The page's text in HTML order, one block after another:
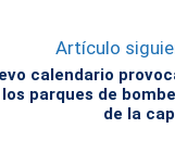
Artículo
calendario
parques de
de la